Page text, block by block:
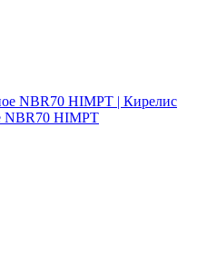
NBR70 HIMPT